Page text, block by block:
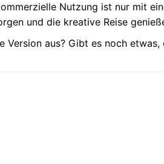
Nutzung ist nur mit
und die kreative Reise
Version aus? Gibt es noch